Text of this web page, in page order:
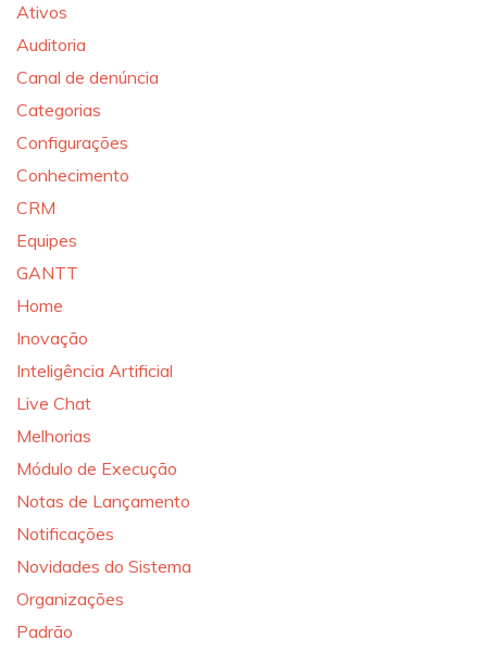
Ativos
Auditoria
Canal de denúncia
Categorias
Configurações
Conhecimento
CRM
Equipes
GANTT
Home
Inovação
Inteligência Artificial
Live Chat
Melhorias
Módulo de Execução
Notas de Lançamento
Notificações
Novidades do Sistema
Organizações
Padrão